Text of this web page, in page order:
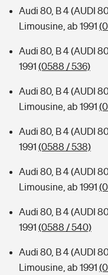
Audi 80, B 4 (AUDI
Limousine, ab 1991
Audi 80, B 4 (AUDI
1991 (0588 / 536)
Audi 80, B 4 (AUDI
Limousine, ab 1991
Audi 80, B 4 (AUDI
1991 (0588 / 538)
Audi 80, B 4 (AUDI
Limousine, ab 1991
Audi 80, B 4 (AUDI
1991 (0588 / 540)
Audi 80, B 4 (AUDI
Limousine, ab 1991